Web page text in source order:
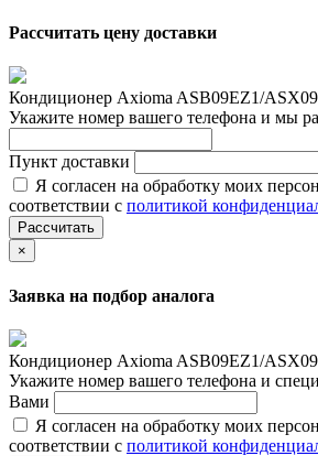
Рассчитать цену доставки
Кондиционер Axioma ASB09EZ1/
Укажите номер вашего телефона и мы
Пункт доставки
Я согласен на обработку моих
соответствии с политикой
Рассчитать
×
Заявка на подбор аналога
Кондиционер Axioma ASB09EZ1/
Укажите номер вашего телефона и
Вами
Я согласен на обработку моих
соответствии с политикой